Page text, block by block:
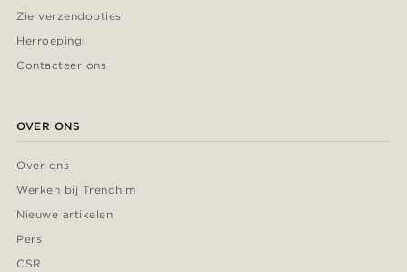
Zie verzendopties
Herroeping
Contacteer ons
OVER ONS
Over ons
Werken bij Trendhim
Nieuwe artikelen
Pers
CSR